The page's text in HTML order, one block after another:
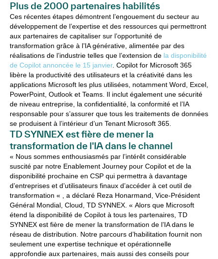
Plus de 2000 partenaires habilités
Ces récentes étapes démontrent l’engouement du secteur au
développement de l’expertise et des ressources qui permettront
aux partenaires de capitaliser sur l’opportunité de
transformation grâce à l’IA générative, alimentée par des
réalisations de l’industrie telles que l’extension de la disponibilité
de Copilot annoncée le 15 janvier. Copilot for Microsoft 365
libère la productivité des utilisateurs et la créativité dans les
applications Microsoft les plus utilisées, notamment Word, Excel,
PowerPoint, Outlook et Teams. Il inclut également une sécurité
de niveau entreprise, la confidentialité, la conformité et l’IA
responsable pour s’assurer que tous les traitements de données
se produisent à l’intérieur d’un Tenant Microsoft 365.
TD SYNNEX est fière de mener la
transformation de l'IA dans le channel
« Nous sommes enthousiasmés par l’intérêt considérable
suscité par notre Enablement Journey pour Copilot et de la
disponibilité prochaine en CSP qui permettra à davantage
d’entreprises et d’utilisateurs finaux d’accéder à cet outil de
transformation « , a déclaré Reza Honarmand, Vice-Président
Général Mondial, Cloud, TD SYNNEX. « Alors que Microsoft
étend la disponibilité de Copilot à tous les partenaires, TD
SYNNEX est fière de mener la transformation de l’IA dans le
réseau de distribution. Notre parcours d’habilitation fournit non
seulement une expertise technique et opérationnelle
approfondie aux partenaires, mais aussi des conseils pour